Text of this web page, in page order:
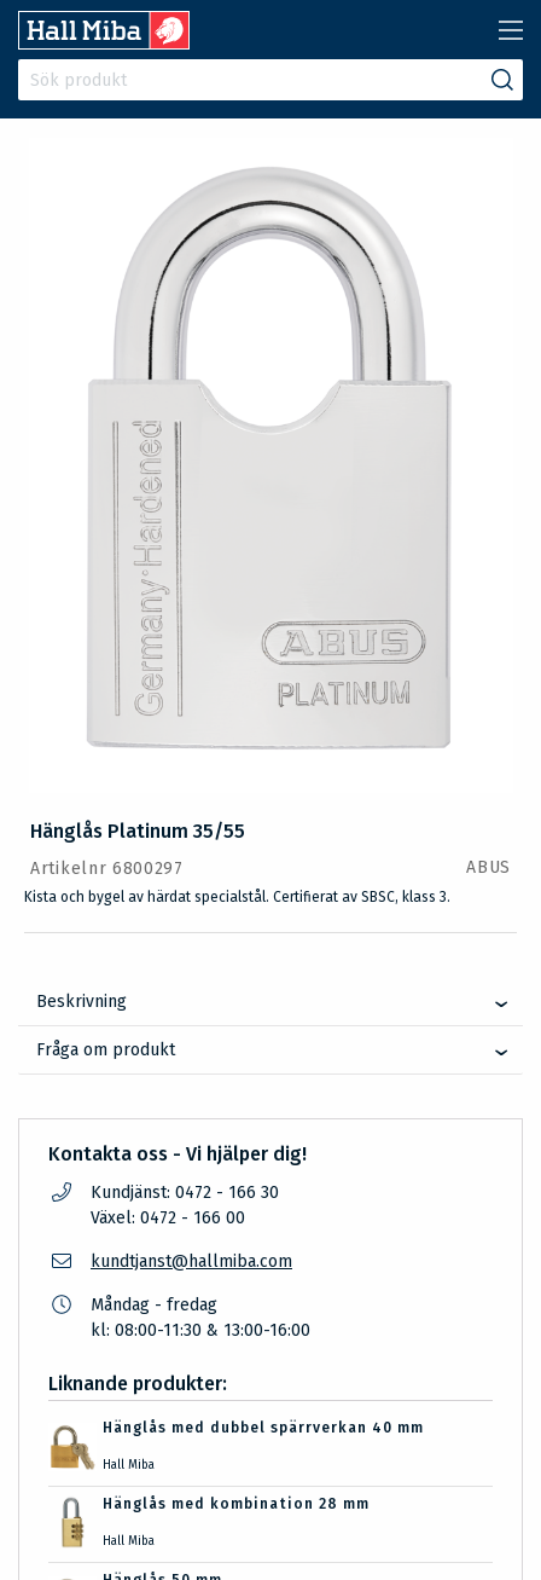
Hänglås Platinum 35/55
Artikelnr 6800297 ABUS
Kista och bygel av härdat specialstål. Certifierat av SBSC, klass 3.
Beskrivning
Fråga om produkt
Kontakta oss - Vi hjälper dig!
Kundjänst: 0472 - 166 30
Växel: 0472 - 166 00
kundtjanst@hallmiba.com
Måndag - fredag
kl: 08:00-11:30 & 13:00-16:00
Liknande produkter:
Hänglås med dubbel spärrverkan 40 mm
Hall Miba
Hänglås med kombination 28 mm
Hall Miba